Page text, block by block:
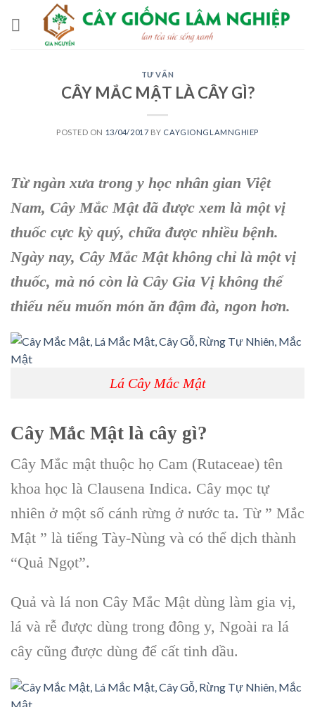
TƯ VẤN
CÂY MẮC MẬT LÀ CÂY GÌ?
POSTED ON 13/04/2017 BY CAYGIONGLAMNGHIEP
Từ ngàn xưa trong y học nhân gian Việt
Nam, Cây Mắc Mật đã được xem là một vị
thuốc cực kỳ quý, chữa được nhiều bệnh.
Ngày nay, Cây Mắc Mật không chỉ là một vị
thuốc, mà nó còn là Cây Gia Vị không thể
thiếu nếu muốn món ăn đậm đà, ngon hơn.
Lá Cây Mắc Mật
Cây Mắc Mật là cây gì?
Cây Mắc mật thuộc họ Cam (Rutaceae) tên
khoa học là Clausena Indica. Cây mọc tự
nhiên ở một số cánh rừng ở nước ta. Từ ” Mắc
Mật ” là tiếng Tày-Nùng và có thể dịch thành
“Quả Ngọt”.
Quả và lá non Cây Mắc Mật dùng làm gia vị,
lá và rễ được dùng trong đông y, Ngoài ra lá
cây cũng được dùng để cất tinh dầu.